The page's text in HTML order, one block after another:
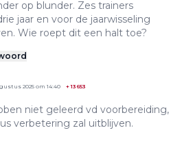
op blunder. Zes trainers
jaar en voor de jaarwisseling
Wie roept dit een halt toe?
2025 om 14:40 +13653
niet geleerd vd voorbereiding,
verbetering zal uitblijven.